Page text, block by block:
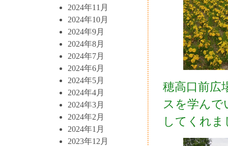
2024年11月
2024年10月
2024年9月
2024年8月
2024年7月
2024年6月
2024年5月
2024年4月
2024年3月
2024年2月
2024年1月
2023年12月
穂高口前広
スを学んで
してくれ